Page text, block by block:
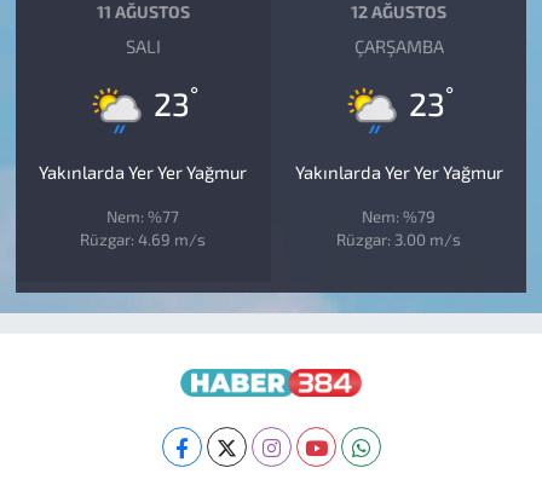
11 AĞUSTOS
SALI
23°
Yakınlarda Yer Yer Yağmur
Nem: %77
Rüzgar: 4.69 m/s
12 AĞUSTOS
ÇARŞAMBA
23°
Yakınlarda Yer Yer Yağmur
Nem: %79
Rüzgar: 3.00 m/s